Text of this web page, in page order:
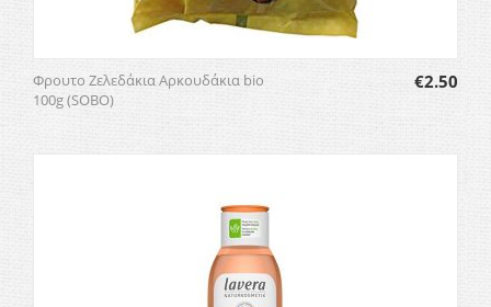
Φρουτο Ζελεδάκια Αρκουδάκια bio
100g (SOBO)
€2.50